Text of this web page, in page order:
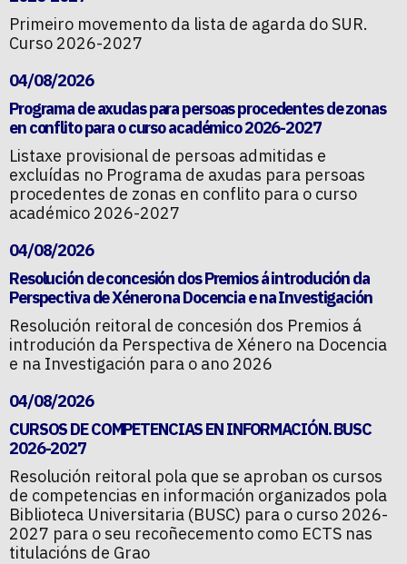
Primeiro movemento da lista de agarda do SUR.
Curso 2026-2027
04/08/2026
Programa de axudas para persoas procedentes de zonas
en conflito para o curso académico 2026-2027
Listaxe provisional de persoas admitidas e
excluídas no Programa de axudas para persoas
procedentes de zonas en conflito para o curso
académico 2026-2027
04/08/2026
Resolución de concesión dos Premios á introdución da
Perspectiva de Xénero na Docencia e na Investigación
Resolución reitoral de concesión dos Premios á
introdución da Perspectiva de Xénero na Docencia
e na Investigación para o ano 2026
04/08/2026
CURSOS DE COMPETENCIAS EN INFORMACIÓN. BUSC
2026-2027
Resolución reitoral pola que se aproban os cursos
de competencias en información organizados pola
Biblioteca Universitaria (BUSC) para o curso 2026-
2027 para o seu recoñecemento como ECTS nas
titulacións de Grao